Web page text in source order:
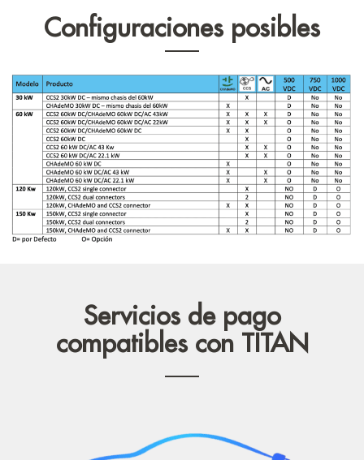
Configuraciones posibles
Servicios de pago
compatibles con TITAN